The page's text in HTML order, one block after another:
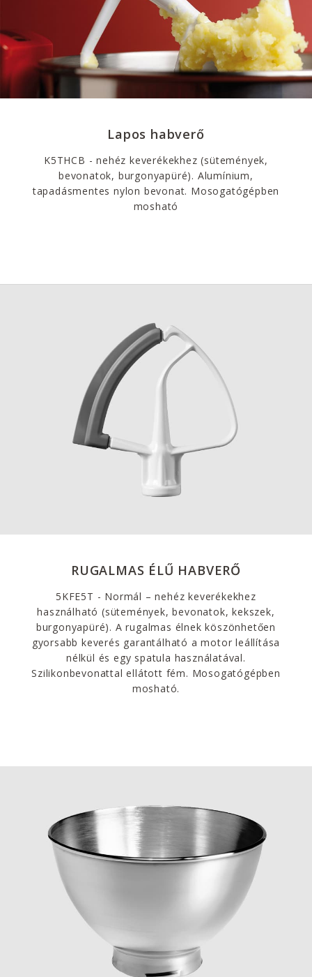
Lapos habverő
K5THCB - nehéz keverékekhez (sütemények,
bevonatok, burgonyapüré). Alumínium,
tapadásmentes nylon bevonat. Mosogatógépben
mosható
RUGALMAS ÉLŰ HABVERŐ
5KFE5T - Normál – nehéz keverékekhez
használható (sütemények, bevonatok, kekszek,
burgonyapüré). A rugalmas élnek köszönhetően
gyorsabb keverés garantálható a motor leállítása
nélkül és egy spatula használatával.
Szilikonbevonattal ellátott fém. Mosogatógépben
mosható.